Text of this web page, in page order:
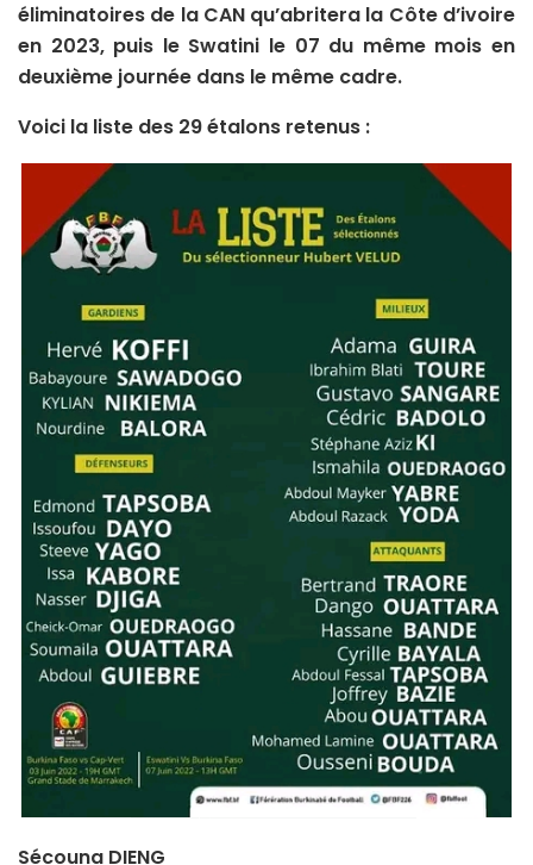
éliminatoires de la CAN qu’abritera la Côte d’ivoire
en 2023, puis le Swatini le 07 du même mois en
deuxième journée dans le même cadre.
Voici la liste des 29 étalons retenus :
Sécouna DIENG